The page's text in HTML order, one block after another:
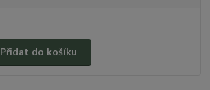
Přidat do košíku